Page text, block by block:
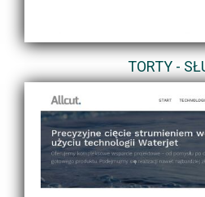
TORTY -